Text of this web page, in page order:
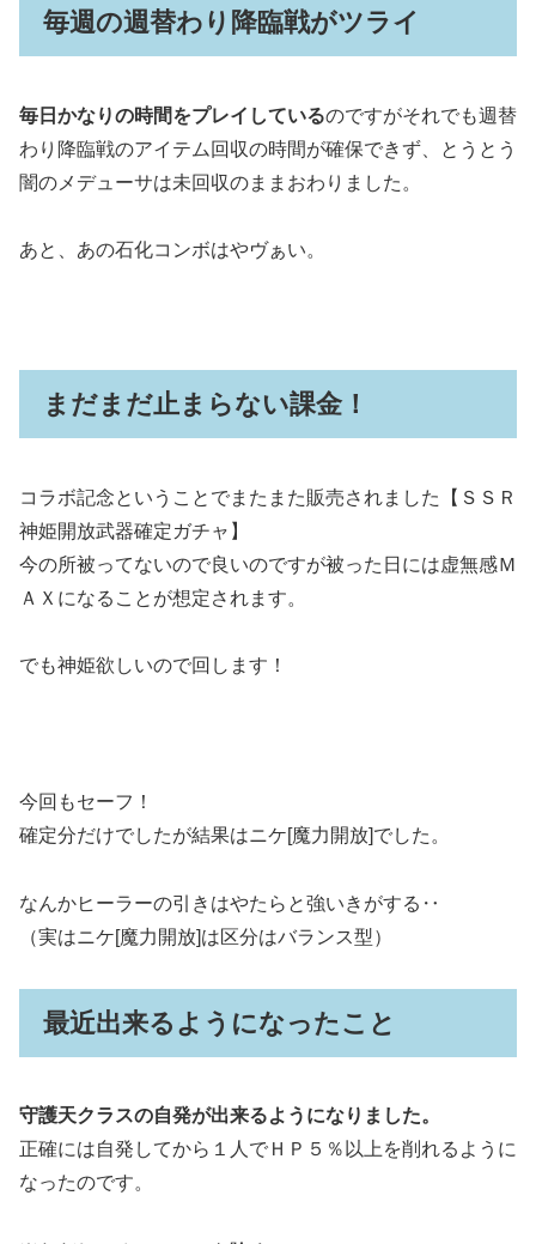
毎週の週替わり降臨戦がツライ
毎日かなりの時間をプレイしているのですがそれでも週替
わり降臨戦のアイテム回収の時間が確保できず、とうとう
闇のメデューサは未回収のままおわりました。
あと、あの石化コンボはやヴぁい。
まだまだ止まらない課金！
コラボ記念ということでまたまた販売されました【ＳＳＲ
神姫開放武器確定ガチャ】
今の所被ってないので良いのですが被った日には虚無感Ｍ
ＡＸになることが想定されます。
でも神姫欲しいので回します！
今回もセーフ！
確定分だけでしたが結果はニケ[魔力開放]でした。
なんかヒーラーの引きはやたらと強いきがする‥
（実はニケ[魔力開放]は区分はバランス型）
最近出来るようになったこと
守護天クラスの自発が出来るようになりました。
正確には自発してから１人でＨＰ５％以上を削れるように
なったのです。